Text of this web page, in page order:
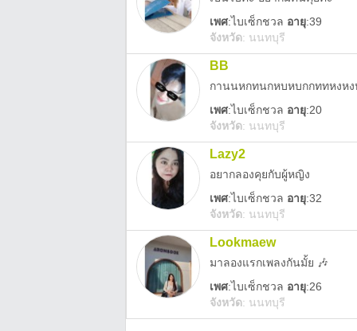
เพศ:ไบเซ็กชวล อายุ:39
จังหวัด: นนทบุรี
BB
กานนหกทนกหบหบกกททหงหง
เพศ:ไบเซ็กชวล อายุ:20
จังหวัด: นนทบุรี
Lazy2
อยากลองคุยกับผู้หญิง
เพศ:ไบเซ็กชวล อายุ:32
จังหวัด: นนทบุรี
Lookmaew
มาลองแรกเพลงกันมั้ย 🎶
เพศ:ไบเซ็กชวล อายุ:26
จังหวัด: นนทบุรี